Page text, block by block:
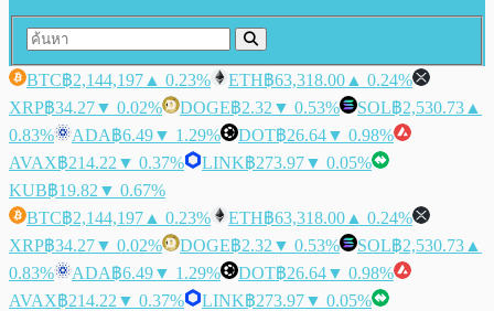
BTC฿2,144,197 ▲ 0.23% ETH฿63,318.00 ▲ 0.24%
XRP฿34.27▼ 0.02% DOGE฿2.32 ▼ 0.53% SOL฿2,530.73 ▲
0.83%
ADA฿6.49▼ 1.29% DOT฿26.64▼ 0.98%
AVAX฿214.22 ▼ 0.37% LINK฿273.97▼ 0.05%
KUB฿19.82 ▼ 0.67%
BTC฿2,144,197 ▲ 0.23% ETH฿63,318.00 ▲ 0.24%
XRP฿34.27▼ 0.02% DOGE฿2.32 ▼ 0.53% SOL฿2,530.73 ▲
0.83%
ADA฿6.49▼ 1.29% DOT฿26.64▼ 0.98%
AVAX฿214.22 ▼ 0.37% LINK฿273.97▼ 0.05%